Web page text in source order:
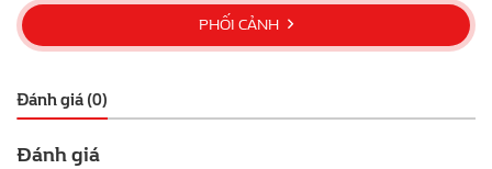
PHỐI CẢNH
Đánh giá (0)
Đánh giá